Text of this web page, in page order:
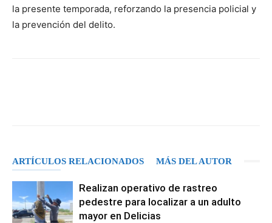
la presente temporada, reforzando la presencia policial y
la prevención del delito.
ARTÍCULOS RELACIONADOS MÁS DEL AUTOR
Realizan operativo de rastreo
pedestre para localizar a un adulto
mayor en Delicias